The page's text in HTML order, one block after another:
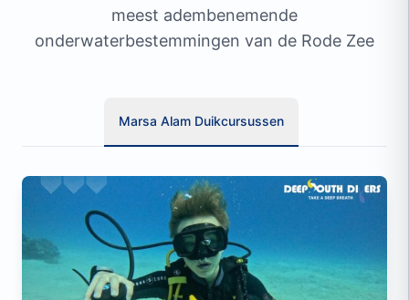
meest adembenemende
onderwaterbestemmingen van de Rode Zee
Marsa Alam Duikcursussen